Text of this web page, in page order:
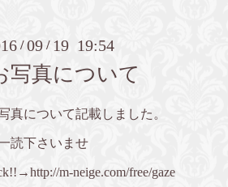
/09 / 19 19:54
写真について
真について記載しました。
読下さいませ
http://m-neige.com/free/gaze